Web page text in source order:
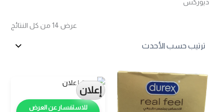
ديوركس
عرض ⁦14⁩ من كل النتائج
إعلان